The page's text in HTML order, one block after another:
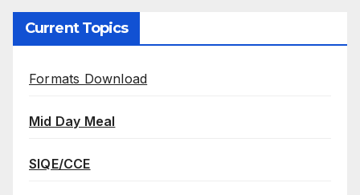
Current Topics
Formats Download
Mid Day Meal
SIQE/CCE